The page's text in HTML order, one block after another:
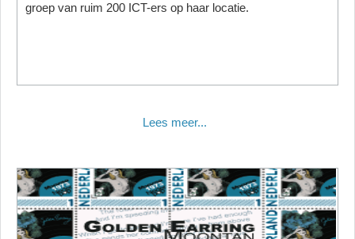
groep van ruim 200 ICT-ers op haar locatie.
Lees meer...